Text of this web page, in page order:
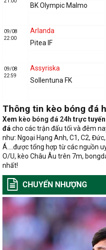
BK Olympic Malmo
09/08
22:00
Arlanda
Pitea IF
09/08
22:59
Assyriska
Sollentuna FK
Thông tin kèo bóng đá
Xem kèo bóng đá 24h trực tuyến
đá cho các trận đấu tối và đêm
như: Ngoại Hạng Anh, C1, C2,
Á….được tổng hợp từ các nguồn
O/U, kèo Châu Âu trên 7m,
nhất!
CHUYỂN NHƯỢNG